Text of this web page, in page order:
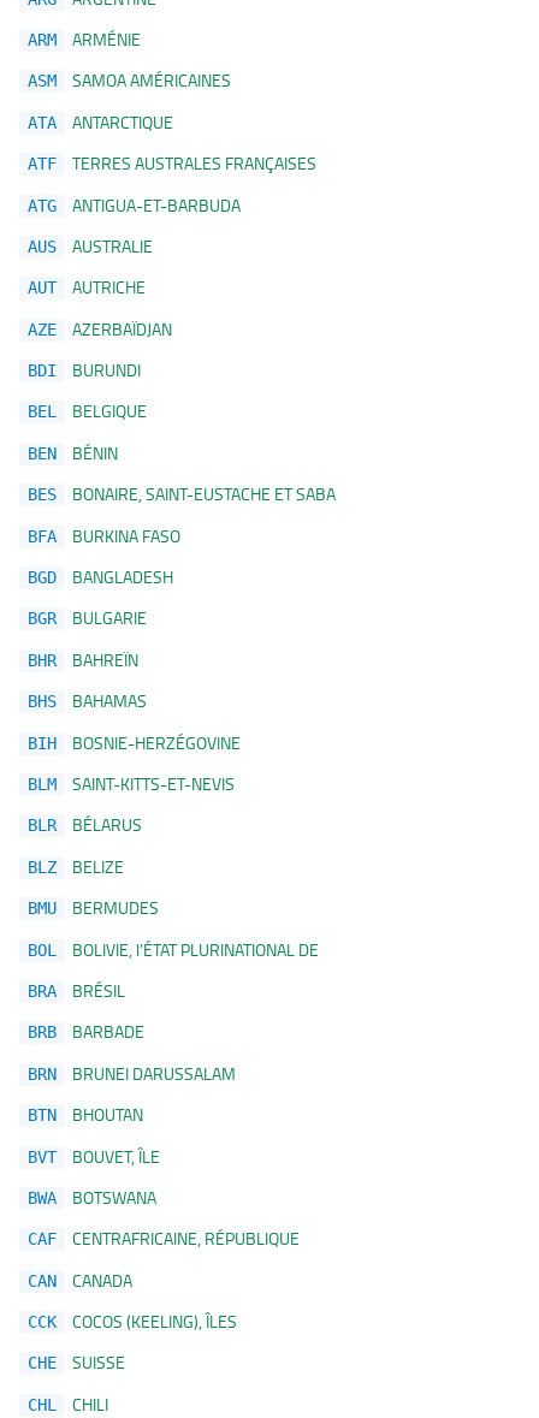
ARM ARMÉNIE
ASM SAMOA AMÉRICAINES
ATA ANTARCTIQUE
ATF TERRES AUSTRALES FRANÇAISES
ATG ANTIGUA-ET-BARBUDA
AUS AUSTRALIE
AUT AUTRICHE
AZE AZERBAÏDJAN
BDI BURUNDI
BEL BELGIQUE
BEN BÉNIN
BES BONAIRE, SAINT-EUSTACHE ET SABA
BFA BURKINA FASO
BGD BANGLADESH
BGR BULGARIE
BHR BAHREÏN
BHS BAHAMAS
BIH BOSNIE-HERZÉGOVINE
BLM SAINT-KITTS-ET-NEVIS
BLR BÉLARUS
BLZ BELIZE
BMU BERMUDES
BOL BOLIVIE, l’ÉTAT PLURINATIONAL DE
BRA BRÉSIL
BRB BARBADE
BRN BRUNEI DARUSSALAM
BTN BHOUTAN
BVT BOUVET, ÎLE
BWA BOTSWANA
CAF CENTRAFRICAINE, RÉPUBLIQUE
CAN CANADA
CCK COCOS (KEELING), ÎLES
CHE SUISSE
CHL CHILI